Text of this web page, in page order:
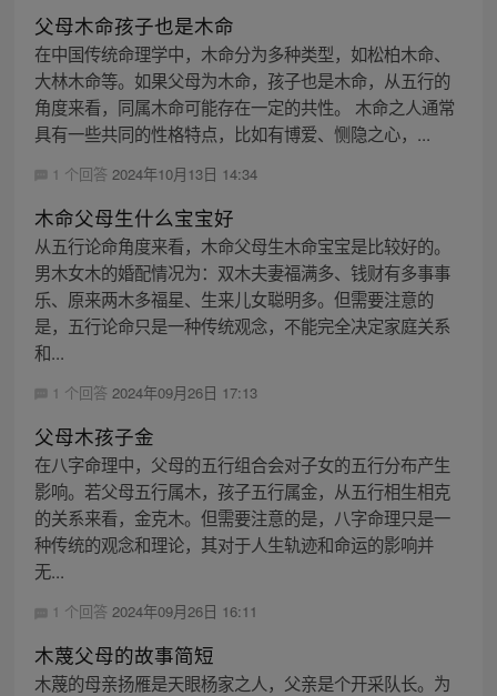
父母木命孩子也是木命
在中国传统命理学中，木命分为多种类型，如松柏木命、
大林木命等。如果父母为木命，孩子也是木命，从五行的
角度来看，同属木命可能存在一定的共性。 木命之人通常
具有一些共同的性格特点，比如有博爱、恻隐之心，...
1 个回答 2024年10月13日 14:34
木命父母生什么宝宝好
从五行论命角度来看，木命父母生木命宝宝是比较好的。
男木女木的婚配情况为：双木夫妻福满多、钱财有多事事
乐、原来两木多福星、生来儿女聪明多。但需要注意的
是，五行论命只是一种传统观念，不能完全决定家庭关系
和...
1 个回答 2024年09月26日 17:13
父母木孩子金
在八字命理中，父母的五行组合会对子女的五行分布产生
影响。若父母五行属木，孩子五行属金，从五行相生相克
的关系来看，金克木。但需要注意的是，八字命理只是一
种传统的观念和理论，其对于人生轨迹和命运的影响并
无...
1 个回答 2024年09月26日 16:11
木蔑父母的故事简短
木蔑的母亲扬雁是天眼杨家之人，父亲是个开采队长。为